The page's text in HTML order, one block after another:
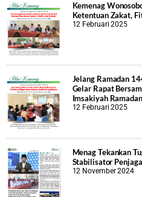
Kemenag
Ketentuan Zakat,
12 Februari 2025
Jelang Ramadan
Gelar Rapat
Imsakiyah Ramadan
12 Februari 2025
Menag Tekankan
Stabilisator
12 November 2024